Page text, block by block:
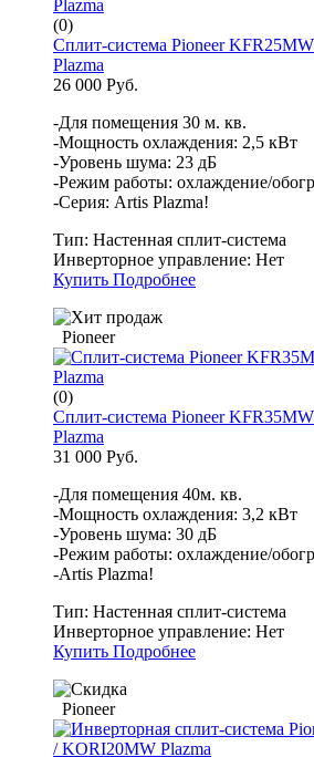
(0)
Сплит-система Pioneer
Plazma
26 000 Руб.
-Для помещения 30 м. кв.
-Мощность охлаждения: 2,5 кВт
-Уровень шума: 23 дБ
-Режим работы: охлаждение/
-Серия: Artis Plazma!
Тип: Настенная сплит-система
Инверторное управление: Нет
Купить Подробнее
Pioneer
(0)
Сплит-система Pioneer
Plazma
31 000 Руб.
-Для помещения 40м. кв.
-Мощность охлаждения: 3,2 кВт
-Уровень шума: 30 дБ
-Режим работы: охлаждение/
-Artis Plazma!
Тип: Настенная сплит-система
Инверторное управление: Нет
Купить Подробнее
Pioneer